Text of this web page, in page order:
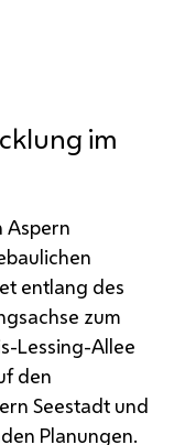
im
Aspern
entlang des
zum
Lessing-Allee
den
Seestadt und
Planungen.